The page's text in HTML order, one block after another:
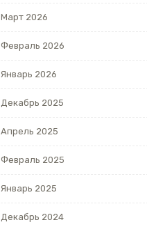
Март 2026
Февраль 2026
Январь 2026
Декабрь 2025
Апрель 2025
Февраль 2025
Январь 2025
Декабрь 2024